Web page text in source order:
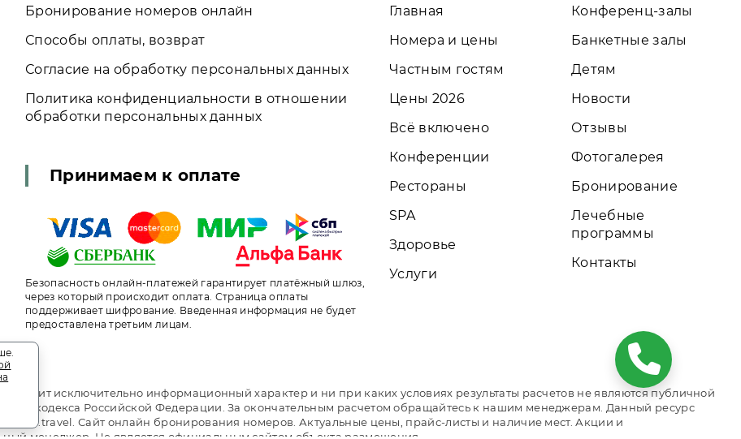
Бронирование номеров онлайн
Способы оплаты, возврат
Согласие на обработку персональных данных
Политика конфиденциальности в отношении
обработки персональных данных
Принимаем к оплате
Безопасность онлайн-платежей гарантирует платёжный шлюз,
через который происходит оплата. Страница оплаты
поддерживает шифрование. Введенная информация не будет
предоставлена третьим лицам.
Главная
Номера и цены
Частным гостям
Цены 2026
Всё включено
Конференции
Рестораны
SPA
Здоровье
Услуги
Конференц-залы
Банкетные залы
Детям
Новости
Отзывы
Фотогалерея
Бронирование
Лечебные
программы
Контакты
носит исключительно информационный характер и ни при каких условиях результаты расчетов не являются публичной
кодекса Российской Федерации. За окончательным расчетом обращайтесь к нашим менеджерам. Данный ресурс
Сайт онлайн бронирования номеров. Актуальные цены, прайс-листы и наличие мест. Акции и